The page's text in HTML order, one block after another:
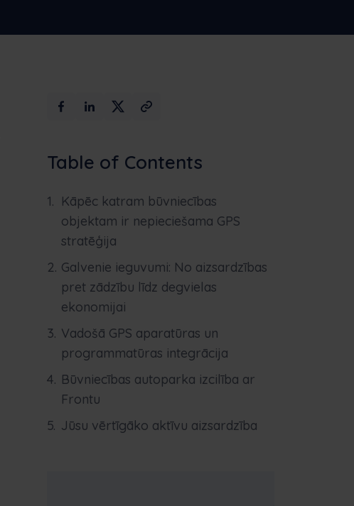
intelekts
versiju
Table of Contents
Kāpēc katram būvniecības
objektam ir nepieciešama GPS
stratēģija
Galvenie ieguvumi: No aizsardzības
pret zādzību līdz degvielas
ekonomijai
Vadošā GPS aparatūras un
programmatūras integrācija
Būvniecības autoparka izcilība ar
Frontu
Jūsu vērtīgāko aktīvu aizsardzība